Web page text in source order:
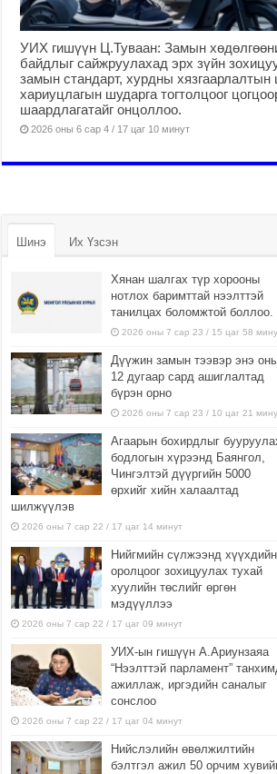
УИХ гишүүн Ц.Туваан: Замын
байдлыг сайжруулахад эрх зүйн
замын стандарт, хурдны
хариуцлагын шударга тогтолцоог
шаардлагатайг онцоллоо.
2026 оны 6 сар 4 / 17 цаг 10 минут
Шинэ Их Үзсэн
Хянан шалгах түр хорооны
нотлох баримттай нээлттэй
танилцах боломжтой боллоо.
2026 оны 7 сар 23 / 15 цаг 58
Дүүжин замын тээвэр энэ
12 дугаар сард ашиглалтад
бүрэн орно
2026 оны 7 сар 23 / 10 цаг 21
Агаарын бохирдлыг
бодлогын хүрээнд Баянгол,
Чингэлтэй дүүргийн 5000
өрхийг хийн халаалтад
шилжүүлэв
2026 оны 7 сар 22 / 17 цаг 14 минут
Нийгмийн сүлжээнд хүүхдийн
оролцоог зохицуулах тухай
хуулийн төслийг өргөн
мэдүүллээ
2026 оны 7 сар 22 / 17 цаг 09 минут
УИХ-ын гишүүн А.Ариунзаяа
“Нээлттэй парламент”
ажиллаж, иргэдийн саналыг
сонслоо
2026 оны 7 сар 22 / 17 цаг 04 минут
Нийслэлийн өвөлжилтийн
бэлтгэл ажил 50 орчим